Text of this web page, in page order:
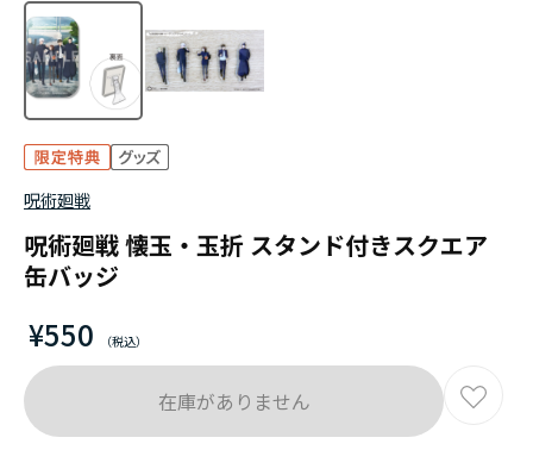
呪術廻戦
呪術廻戦 懐玉・玉折 スタンド付きスクエア
缶バッジ
¥550
在庫がありません